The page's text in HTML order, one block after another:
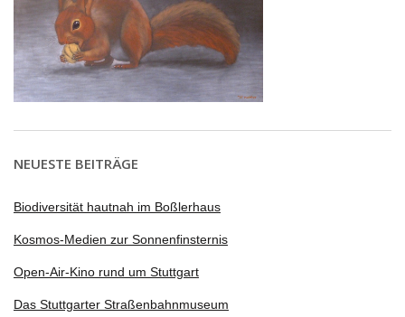
NEUESTE BEITRÄGE
Biodiversität hautnah im Boßlerhaus
Kosmos-Medien zur Sonnenfinsternis
Open-Air-Kino rund um Stuttgart
Das Stuttgarter Straßenbahnmuseum